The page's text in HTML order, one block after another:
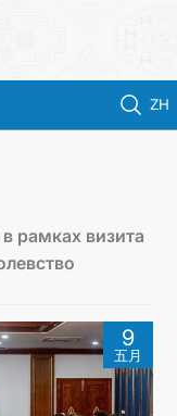
ZH
рамках визита
9
五月